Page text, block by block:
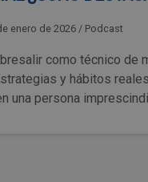
enero de 2026 / Podcast
como técnico de
y hábitos
una persona